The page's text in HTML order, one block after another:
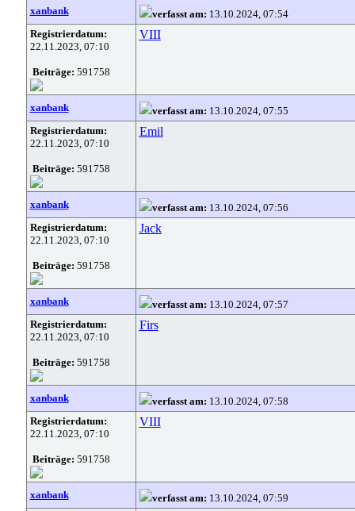
xanbank verfasst am: 13.10.2024, 07:54
Registrierdatum:
22.11.2023, 07:10
Beiträge: 591758
VIII
xanbank verfasst am: 13.10.2024, 07:55
Registrierdatum:
22.11.2023, 07:10
Beiträge: 591758
Emil
xanbank verfasst am: 13.10.2024, 07:56
Registrierdatum:
22.11.2023, 07:10
Beiträge: 591758
Jack
xanbank verfasst am: 13.10.2024, 07:57
Registrierdatum:
22.11.2023, 07:10
Beiträge: 591758
Firs
xanbank verfasst am: 13.10.2024, 07:58
Registrierdatum:
22.11.2023, 07:10
Beiträge: 591758
VIII
xanbank verfasst am: 13.10.2024, 07:59